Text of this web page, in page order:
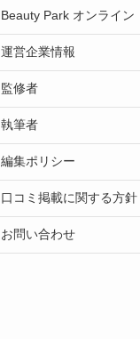
Beauty Park オンライン
運営企業情報
監修者
執筆者
編集ポリシー
口コミ掲載に関する方
お問い合わせ